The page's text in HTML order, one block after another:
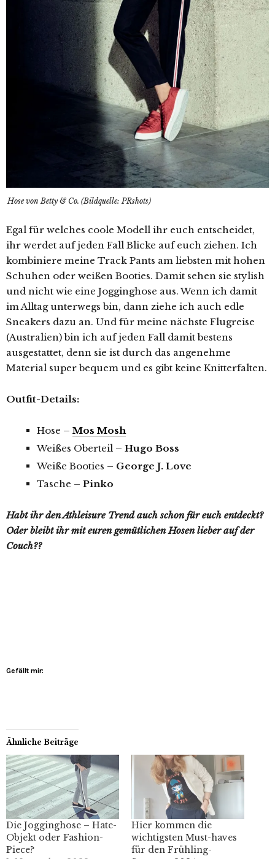
Hose von Betty & Co. (Bildquelle: PRshots)
Egal für welches coole Modell ihr euch entscheidet,
ihr werdet auf jeden Fall Blicke auf euch ziehen. Ich
kombiniere meine Track Pants am liebsten mit hohen
Schuhen oder weißen Booties. Damit sehen sie stylish
und nicht wie eine Jogginghose aus. Wenn ich damit
im Alltag unterwegs bin, dann ziehe ich auch edle
Sneakers dazu an. Und für meine nächste Flugreise
(Australien) bin ich auf jeden Fall damit bestens
ausgestattet, denn sie ist durch das angenehme
Material super bequem und es gibt keine Knitterfalten.
Outfit-Details:
Hose – Mos Mosh
Weißes Oberteil – Hugo Boss
Weiße Booties – George J. Love
Tasche – Pinko
Habt ihr den Athleisure Trend auch schon für euch entdeckt?
Oder bleibt ihr mit euren gemütlichen Hosen lieber auf der
Couch??
Gefällt mir:
Ähnliche Beiträge
Die Jogginghose – Hate-
Objekt oder Fashion-
Piece?
Hier kommen die
wichtigsten Must-haves
für den Frühling-